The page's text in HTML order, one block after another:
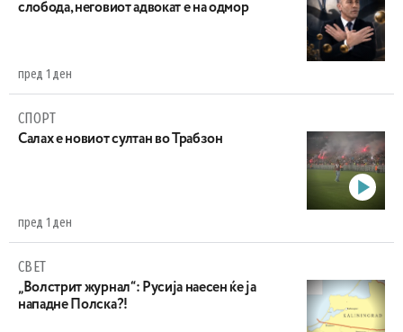
слобода, неговиот адвокат е на одмор
пред 1 ден
СПОРТ
Салах е новиот султан во Трабзон
пред 1 ден
СВЕТ
„Волстрит журнал“: Русија наесен ќе ја
нападне Полска?!